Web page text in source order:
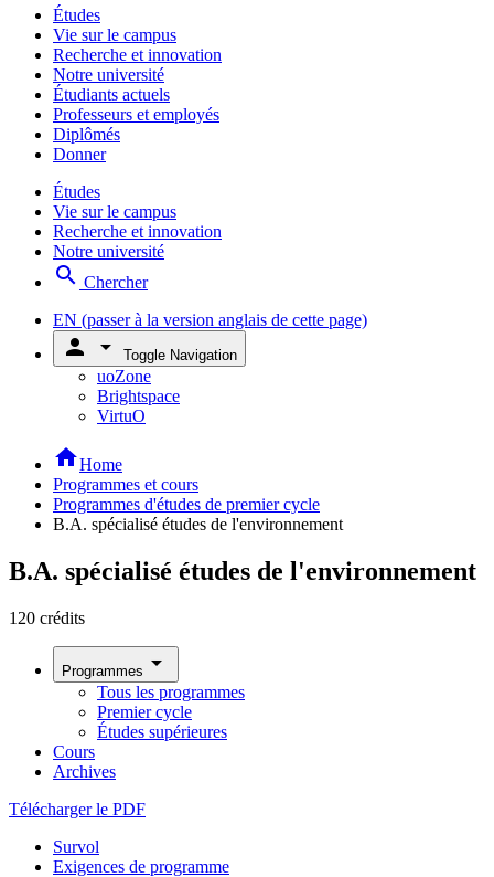
Études
Vie sur le campus
Recherche et innovation
Notre université
Étudiants actuels
Professeurs et employés
Diplômés
Donner
Études
Vie sur le campus
Recherche et innovation
Notre université
search Chercher
EN (passer à la version anglais de cette page)
person arrow_drop_down Toggle Navigation
uoZone
Brightspace
VirtuO
homeHome
Programmes et cours
Programmes d'études de premier cycle
B.A. spécialisé études de l'environnement
B.A. spécialisé études de l'environnement
120 crédits
Programmes arrow_drop_down
Tous les programmes
Premier cycle
Études supérieures
Cours
Archives
Télécharger le PDF
Survol
Exigences de programme